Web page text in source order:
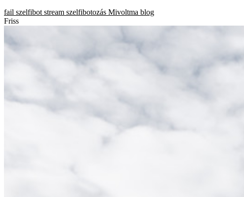
fail szelfibot stream szelfibotozás Mivoltma blog
Friss